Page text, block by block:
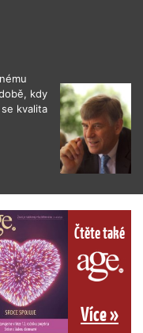
kdy
kvalita
Čtěte také
Více »